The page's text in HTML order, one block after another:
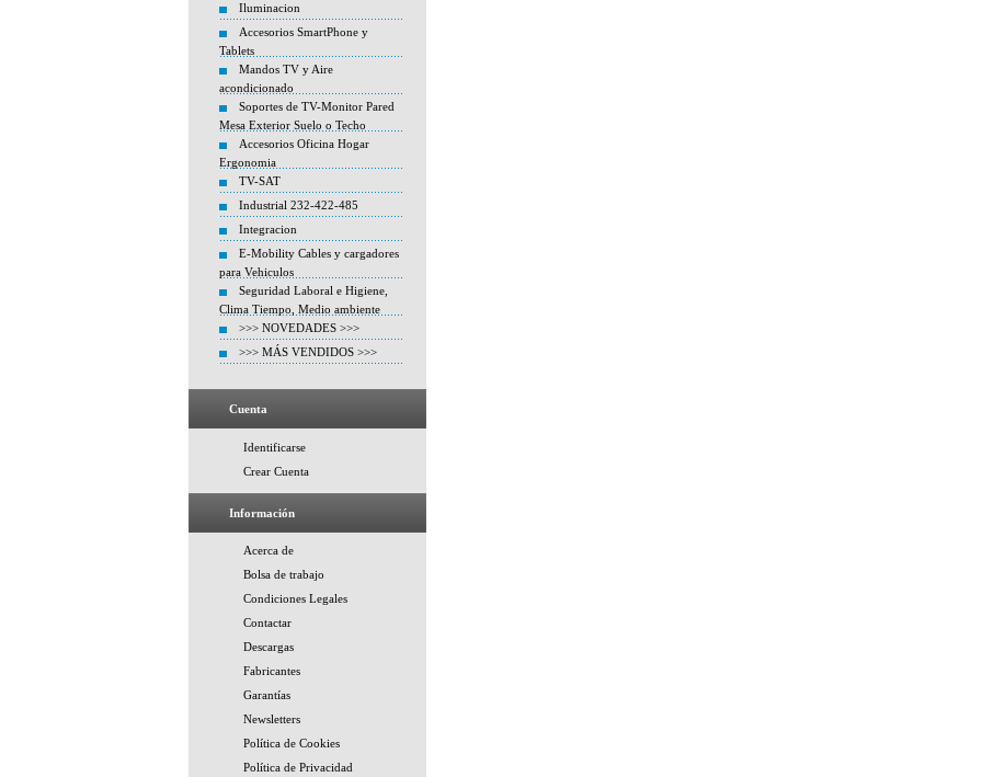
Iluminacion
Accesorios SmartPhone y
Tablets
Mandos TV y Aire
acondicionado
Soportes de TV-Monitor Pared
Mesa Exterior Suelo o Techo
Accesorios Oficina Hogar
Ergonomia
TV-SAT
Industrial 232-422-485
Integracion
E-Mobility Cables y cargadores
para Vehiculos
Seguridad Laboral e Higiene,
Clima Tiempo, Medio ambiente
>>> NOVEDADES >>>
>>> MÁS VENDIDOS >>>
Cuenta
Identificarse
Crear Cuenta
Información
Acerca de
Bolsa de trabajo
Condiciones Legales
Contactar
Descargas
Fabricantes
Garantías
Newsletters
Política de Cookies
Política de Privacidad